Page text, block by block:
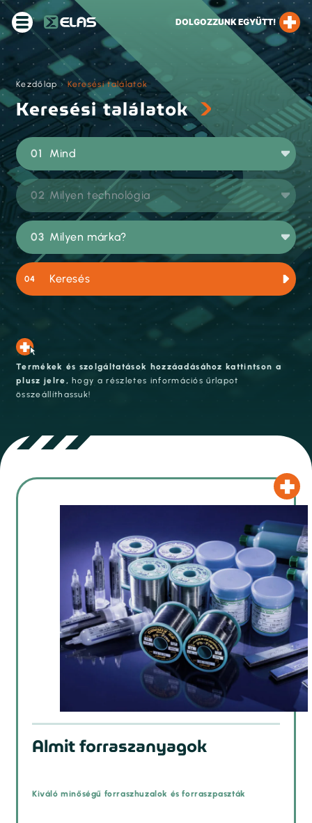
DOLGOZZUNK EGYÜTT!
Kezdőlap › Keresési találatok
Keresési találatok
Mind
Milyen technológia
Milyen márka?
Keresés
Termékek és szolgáltatások hozzáadásához kattintson a
plusz jelre, hogy a részletes információs űrlapot
összeállíthassuk!
Almit forraszanyagok
Kiváló minőségű forraszhuzalok és forraszpaszták